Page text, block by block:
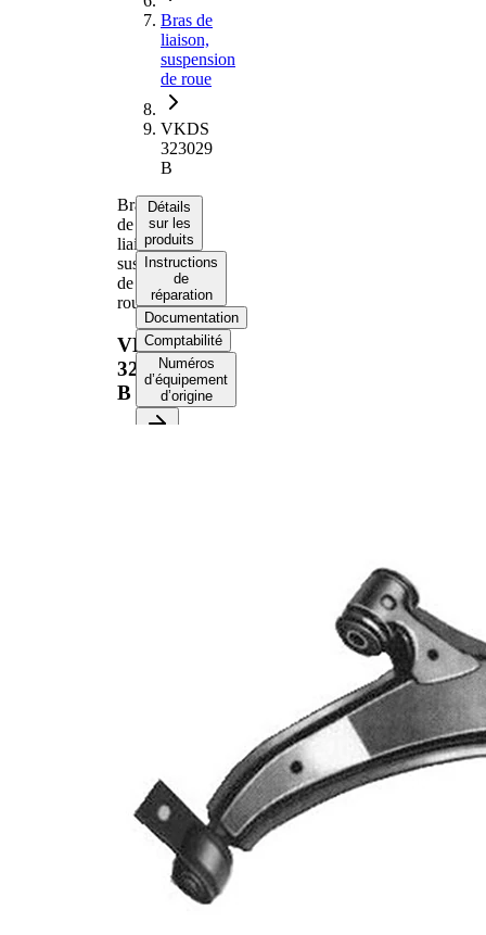
Bras de
liaison,
suspension
de roue
VKDS
323029
B
Bras
de
liaison,
suspension
de
roue
VKDS
323029
B
Détails
sur les
produits
Instructions
de
réparation
Documentation
Comptabilité
Numéros
d’équipement
d’origine
synthétique
avec rotule
Bras
triangulaire
Numéro d'article en VKDS
323028 B